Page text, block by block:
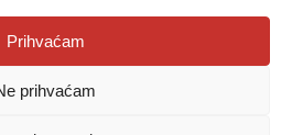
Prihvaćam
prihvaćam
Zagreb